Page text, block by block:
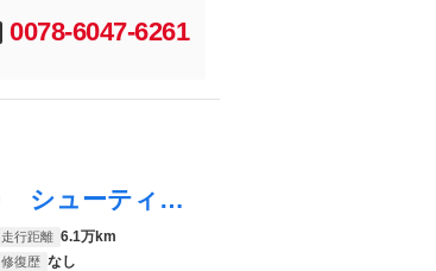
0078-6047-6261
ＣＬＡクラス シューティングブレーク ＣＬＡ１８０ シューティングブレーク ＡＭＧスタイル レーダーセーフティパッケージ アダプティブクルーズコントロール ６ヶ月走行距離無制限保証付 ＰＲＥ－ＳＡＦＥ ハーフレザーシート 禁煙車 シートヒーター 純正ＨＤＤナビ バックカメラ フルセグＴＶ
走行距離 6.1万km
修復歴 なし